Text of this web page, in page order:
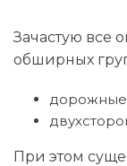
Зачастую все
обширных
При этом